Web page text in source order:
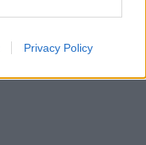
Privacy Policy